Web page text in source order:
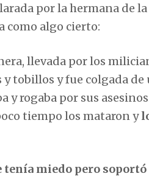
por la hermana de
como algo cierto:
llevada por los
tobillos y fue colgada
y rogaba por sus
tiempo los mataron y
miedo pero soportó